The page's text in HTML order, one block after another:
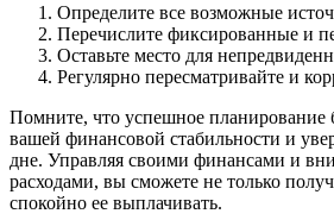
Определите все возможные
Перечислите фиксированные и
Оставьте место для
Регулярно пересматривайте и
Помните, что успешное планирование
вашей финансовой стабильности и
дне. Управляя своими финансами и
расходами, вы сможете не только
спокойно ее выплачивать.